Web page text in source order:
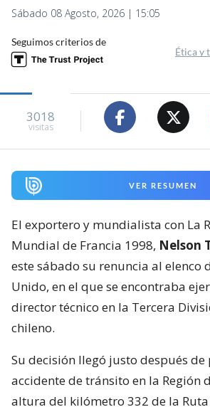
Sábado 08 Agosto, 2026 | 15:05
Seguimos criterios de
Ética y
3018
visitas
VER RESUMEN
El exportero y mundialista con La
Mundial de Francia 1998, Nelson
este sábado su renuncia al elenco
Unido, en el que se encontraba
director técnico en la Tercera
chileno.
Su decisión llegó justo después
accidente de tránsito en la Región
altura del kilómetro 332 de la Ruta